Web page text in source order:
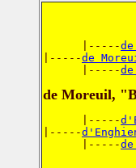
      |-----
|-----de
      |-----
de Moreuil,
      |-----
|-----
      |-----